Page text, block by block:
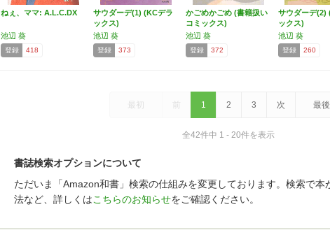
ねぇ、ママ: A.L.C.DX
池辺 葵
登録 418
サウダーデ(1) (KCデラ
ックス)
池辺 葵
登録 373
かごめかごめ (書籍扱い
コミックス)
池辺 葵
登録 372
サウダーデ(2)
ックス)
池辺 葵
登録 260
最初 前 1 2 3 次 最後
全42件中 1 - 20件を表示
書誌検索オプションについて
ただいま「Amazon和書」検索の仕組みを変更しております。検索で本
法など、詳しくはこちらのお知らせをご確認ください。